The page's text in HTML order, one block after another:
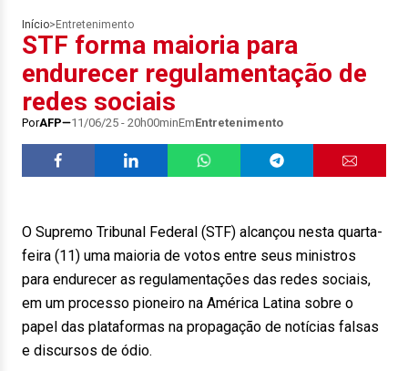
Início> Entretenimento
STF forma maioria para
endurecer regulamentação de
redes sociais
PorAFP 11/06/25 - 20h00minEmEntretenimento
O Supremo Tribunal Federal (STF) alcançou nesta quarta-
feira (11) uma maioria de votos entre seus ministros
para endurecer as regulamentações das redes sociais,
em um processo pioneiro na América Latina sobre o
papel das plataformas na propagação de notícias falsas
e discursos de ódio.